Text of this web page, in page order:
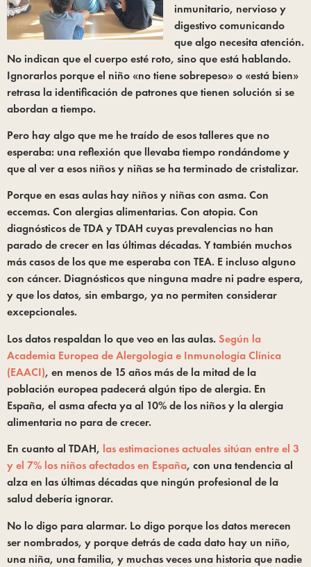
inmunitario, nervioso y
digestivo comunicando
que algo necesita atención.
No indican que el cuerpo esté roto, sino que está hablando.
Ignorarlos porque el niño «no tiene sobrepeso» o «está bien»
retrasa la identificación de patrones que tienen solución si se
abordan a tiempo.
Pero hay algo que me he traído de esos talleres que no
esperaba: una reflexión que llevaba tiempo rondándome y
que al ver a esos niños y niñas se ha terminado de cristalizar.
Porque en esas aulas hay niños y niñas con asma. Con
eccemas. Con alergias alimentarias. Con atopia. Con
diagnósticos de TDA y TDAH cuyas prevalencias no han
parado de crecer en las últimas décadas. Y también muchos
más casos de los que me esperaba con TEA. E incluso alguno
con cáncer. Diagnósticos que ninguna madre ni padre espera,
y que los datos, sin embargo, ya no permiten considerar
excepcionales.
Los datos respaldan lo que veo en las aulas. Según la
Academia Europea de Alergología e Inmunología Clínica
(EAACI), en menos de 15 años más de la mitad de la
población europea padecerá algún tipo de alergia. En
España, el asma afecta ya al 10% de los niños y la alergia
alimentaria no para de crecer.
En cuanto al TDAH, las estimaciones actuales sitúan entre el 3
y el 7% los niños afectados en España, con una tendencia al
alza en las últimas décadas que ningún profesional de la
salud debería ignorar.
No lo digo para alarmar. Lo digo porque los datos merecen
ser nombrados, y porque detrás de cada dato hay un niño,
una niña, una familia, y muchas veces una historia que nadie